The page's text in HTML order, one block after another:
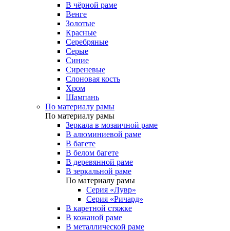
В чёрной раме
Венге
Золотые
Красные
Серебряные
Серые
Синие
Сиреневые
Слоновая кость
Хром
Шампань
По материалу рамы
По материалу рамы
Зеркала в мозаичной раме
В алюминиевой раме
В багете
В белом багете
В деревянной раме
В зеркальной раме
По материалу рамы
Серия «Лувр»
Серия «Ричард»
В каретной стяжке
В кожаной раме
В металлической раме